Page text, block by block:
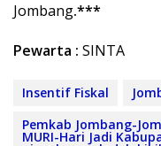
Jombang.***
Pewarta : SINTA
Insentif Fiskal
Pemkab Jombang-
MURI-Hari Jadi